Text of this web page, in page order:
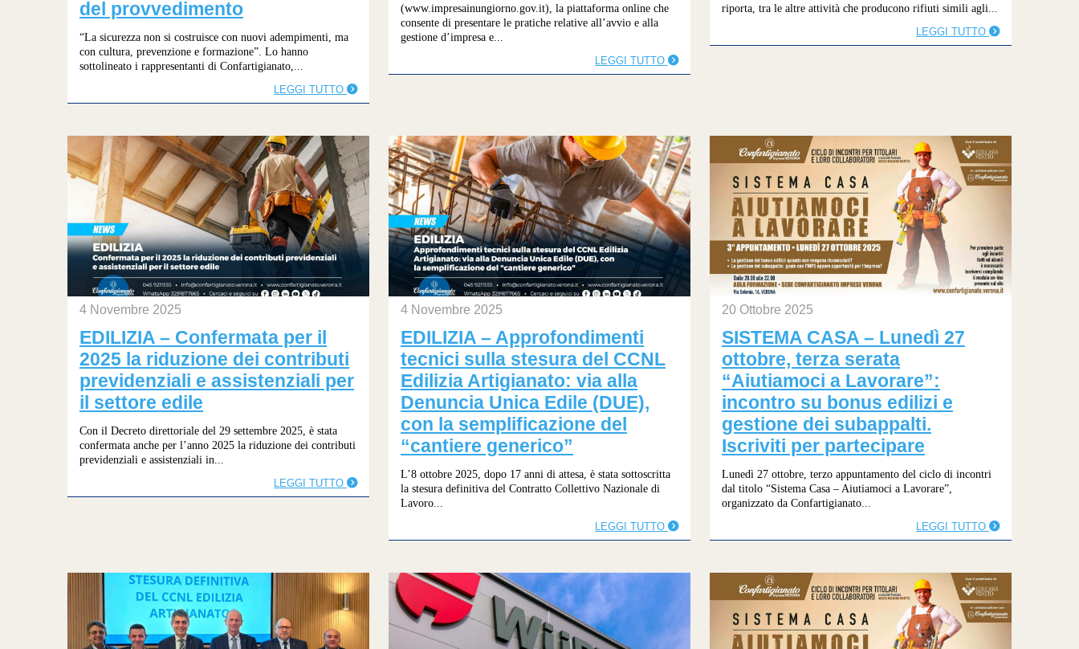
del provvedimento
“La sicurezza non si costruisce con nuovi adempimenti, ma
con cultura, prevenzione e formazione”. Lo hanno
sottolineato i rappresentanti di Confartigianato,...
LEGGI TUTTO
(www.impresainungiorno.gov.it), la piattaforma online che
consente di presentare le pratiche relative all’avvio e alla
gestione d’impresa e...
LEGGI TUTTO
riporta, tra le altre attività che producono rifiuti simili agli...
LEGGI TUTTO
4 Novembre 2025
EDILIZIA – Confermata per il
2025 la riduzione dei contributi
previdenziali e assistenziali per
il settore edile
Con il Decreto direttoriale del 29 settembre 2025, è stata
confermata anche per l’anno 2025 la riduzione dei contributi
previdenziali e assistenziali in...
LEGGI TUTTO
4 Novembre 2025
EDILIZIA – Approfondimenti
tecnici sulla stesura del CCNL
Edilizia Artigianato: via alla
Denuncia Unica Edile (DUE),
con la semplificazione del
“cantiere generico”
L’8 ottobre 2025, dopo 17 anni di attesa, è stata sottoscritta
la stesura definitiva del Contratto Collettivo Nazionale di
Lavoro...
LEGGI TUTTO
20 Ottobre 2025
SISTEMA CASA – Lunedì 27
ottobre, terza serata
“Aiutiamoci a Lavorare”:
incontro su bonus edilizi e
gestione dei subappalti.
Iscriviti per partecipare
Lunedì 27 ottobre, terzo appuntamento del ciclo di incontri
dal titolo “Sistema Casa – Aiutiamoci a Lavorare”,
organizzato da Confartigianato...
LEGGI TUTTO